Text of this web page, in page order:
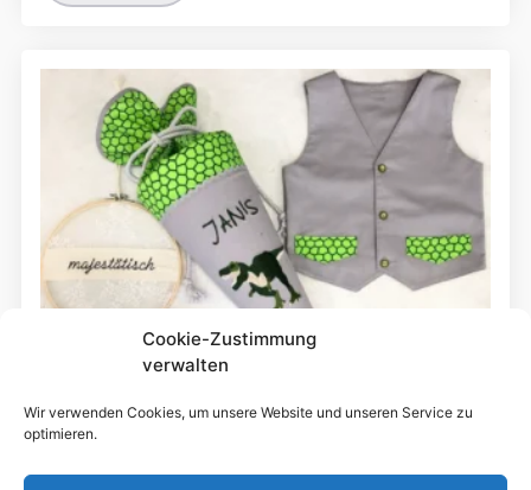
Cookie-Zustimmung
verwalten
Wir verwenden Cookies, um unsere Website und unseren Service zu
optimieren.